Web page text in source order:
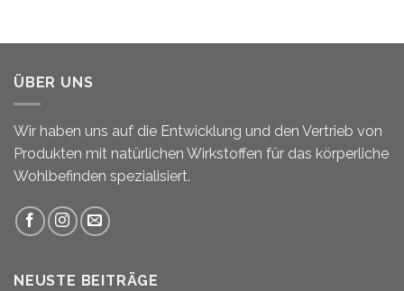
ÜBER UNS
Wir haben uns auf die Entwicklung und den Vertrieb von
Produkten mit natürlichen Wirkstoffen für das körperliche
Wohlbefinden spezialisiert.
NEUSTE BEITRÄGE